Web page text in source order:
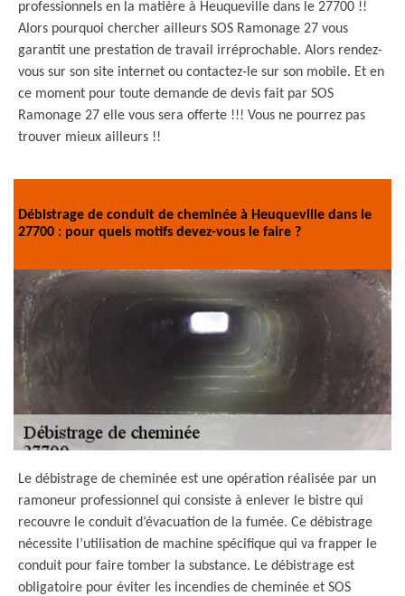
professionnels en la matière à Heuqueville dans le 27700 !!
Alors pourquoi chercher ailleurs SOS Ramonage 27 vous
garantit une prestation de travail irréprochable. Alors rendez-
vous sur son site internet ou contactez-le sur son mobile. Et en
ce moment pour toute demande de devis fait par SOS
Ramonage 27 elle vous sera offerte !!! Vous ne pourrez pas
trouver mieux ailleurs !!
Débistrage de conduit de cheminée à Heuqueville dans le
27700 : pour quels motifs devez-vous le faire ?
Le débistrage de cheminée est une opération réalisée par un
ramoneur professionnel qui consiste à enlever le bistre qui
recouvre le conduit d’évacuation de la fumée. Ce débistrage
nécessite l’utilisation de machine spécifique qui va frapper le
conduit pour faire tomber la substance. Le débistrage est
obligatoire pour éviter les incendies de cheminée et SOS